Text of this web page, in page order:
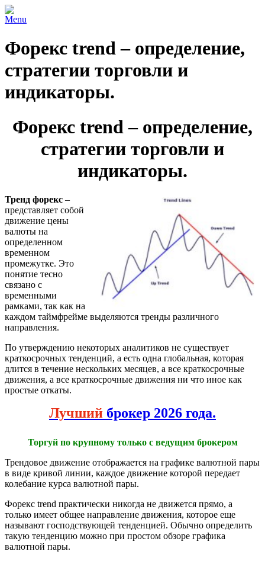
Menu
Форекс trend – определение,
стратегии торговли и
индикаторы.
Форекс trend – определение,
стратегии торговли и
индикаторы.
Тренд форекс –
представляет собой
движение цены
валюты на
определенном
временном
промежутке. Это
понятие тесно
связано с
временными
рамками, так как на
каждом таймфрейме выделяются тренды различного
направления.
По утверждению некоторых аналитиков не существует
краткосрочных тенденций, а есть одна глобальная, которая
длится в течение нескольких месяцев, а все краткосрочные
движения, а все краткосрочные движения ни что иное как
простые откаты.
Лучший брокер 2026 года.
Торгуй по крупному только с ведущим брокером
Трендовое движение отображается на графике валютной пары
в виде кривой линии, каждое движение которой передает
колебание курса валютной пары.
Форекс trend практически никогда не движется прямо, а
только имеет общее направление движения, которое еще
называют господствующей тенденцией. Обычно определить
такую тенденцию можно при простом обзоре графика
валютной пары.